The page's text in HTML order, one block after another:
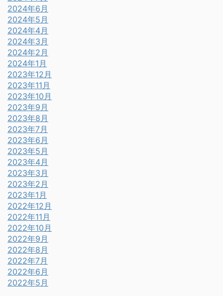
2024年6月
2024年5月
2024年4月
2024年3月
2024年2月
2024年1月
2023年12月
2023年11月
2023年10月
2023年9月
2023年8月
2023年7月
2023年6月
2023年5月
2023年4月
2023年3月
2023年2月
2023年1月
2022年12月
2022年11月
2022年10月
2022年9月
2022年8月
2022年7月
2022年6月
2022年5月